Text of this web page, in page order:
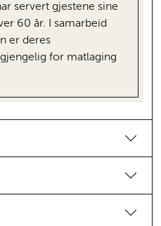
servert gjestene sine
60 år. I samarbeid
er deres
for matlaging